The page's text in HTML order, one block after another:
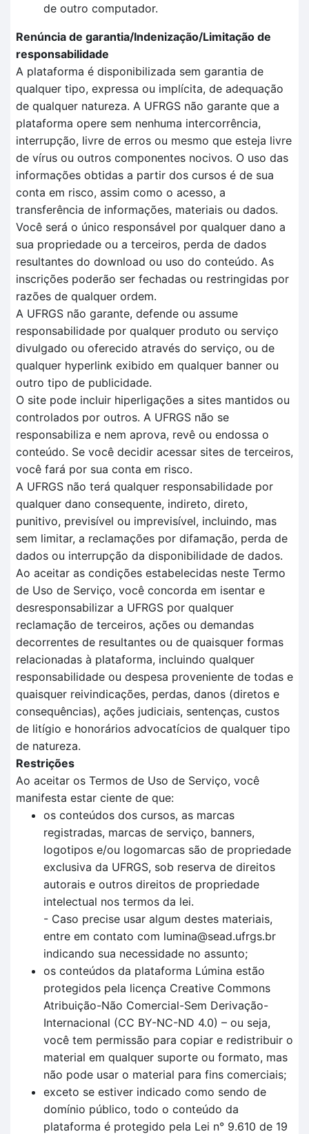
de outro computador.
Renúncia de garantia/Indenização/Limitação de
responsabilidade
A plataforma é disponibilizada sem garantia de
qualquer tipo, expressa ou implícita, de adequação
de qualquer natureza. A UFRGS não garante que a
plataforma opere sem nenhuma intercorrência,
interrupção, livre de erros ou mesmo que esteja livre
de vírus ou outros componentes nocivos. O uso das
informações obtidas a partir dos cursos é de sua
conta em risco, assim como o acesso, a
transferência de informações, materiais ou dados.
Você será o único responsável por qualquer dano a
sua propriedade ou a terceiros, perda de dados
resultantes do download ou uso do conteúdo. As
inscrições poderão ser fechadas ou restringidas por
razões de qualquer ordem.
A UFRGS não garante, defende ou assume
responsabilidade por qualquer produto ou serviço
divulgado ou oferecido através do serviço, ou de
qualquer hyperlink exibido em qualquer banner ou
outro tipo de publicidade.
O site pode incluir hiperligações a sites mantidos ou
controlados por outros. A UFRGS não se
responsabiliza e nem aprova, revê ou endossa o
conteúdo. Se você decidir acessar sites de terceiros,
você fará por sua conta em risco.
A UFRGS não terá qualquer responsabilidade por
qualquer dano consequente, indireto, direto,
punitivo, previsível ou imprevisível, incluindo, mas
sem limitar, a reclamações por difamação, perda de
dados ou interrupção da disponibilidade de dados.
Ao aceitar as condições estabelecidas neste Termo
de Uso de Serviço, você concorda em isentar e
desresponsabilizar a UFRGS por qualquer
reclamação de terceiros, ações ou demandas
decorrentes de resultantes ou de quaisquer formas
relacionadas à plataforma, incluindo qualquer
responsabilidade ou despesa proveniente de todas e
quaisquer reivindicações, perdas, danos (diretos e
consequências), ações judiciais, sentenças, custos
de litígio e honorários advocatícios de qualquer tipo
de natureza.
Restrições
Ao aceitar os Termos de Uso de Serviço, você
manifesta estar ciente de que:
os conteúdos dos cursos, as marcas
registradas, marcas de serviço, banners,
logotipos e/ou logomarcas são de propriedade
exclusiva da UFRGS, sob reserva de direitos
autorais e outros direitos de propriedade
intelectual nos termos da lei.
- Caso precise usar algum destes materiais,
entre em contato com lumina@sead.ufrgs.br
indicando sua necessidade no assunto;
os conteúdos da plataforma Lúmina estão
protegidos pela licença Creative Commons
Atribuição-Não Comercial-Sem Derivação-
Internacional (CC BY-NC-ND 4.0) – ou seja,
você tem permissão para copiar e redistribuir o
material em qualquer suporte ou formato, mas
não pode usar o material para fins comerciais;
exceto se estiver indicado como sendo de
domínio público, todo o conteúdo da
plataforma é protegido pela Lei n° 9.610 de 19